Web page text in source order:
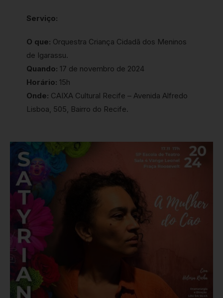
Serviço:
O que: Orquestra Criança Cidadã dos Meninos
de Igarassu.
Quando: 17 de novembro de 2024
Horário: 15h
Onde: CAIXA Cultural Recife – Avenida Alfredo
Lisboa, 505, Bairro do Recife.